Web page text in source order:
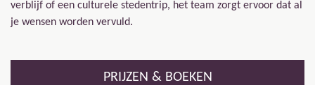
verblijf of een culturele stedentrip, het team zorgt ervoor dat al
je wensen worden vervuld.
PRIJZEN & BOEKEN